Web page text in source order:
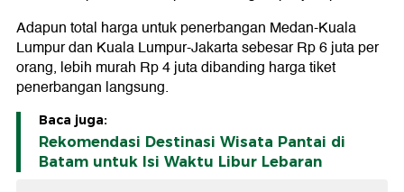
Adapun total harga untuk penerbangan Medan-Kuala
Lumpur dan Kuala Lumpur-Jakarta sebesar Rp 6 juta per
orang, lebih murah Rp 4 juta dibanding harga tiket
penerbangan langsung.
Baca juga:
Rekomendasi Destinasi Wisata Pantai di
Batam untuk Isi Waktu Libur Lebaran